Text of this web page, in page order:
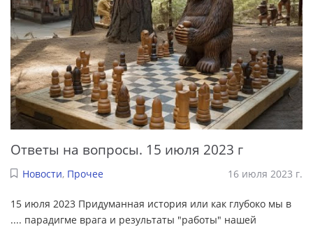
Ответы на вопросы. 15 июля 2023 г
Новости, Прочее 16 июля 2023 г.
15 июля 2023 Придуманная история или как глубоко мы в
.... парадигме врага и результаты "работы" нашей